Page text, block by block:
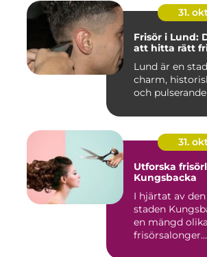
31.
Frisör i Lund:
att hitta rätt
Lund är en
charm,
och
31.
Utforska
Kungsbacka
I hjärtat av
staden
en mängd olika
frisörsalonger...